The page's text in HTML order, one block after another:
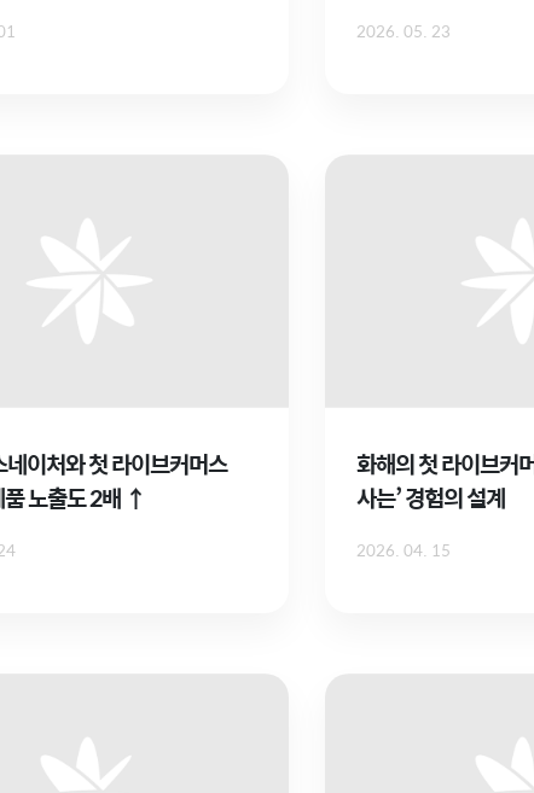
2026. 05. 23
이처와 첫 라이브커머스
노출도 2배 ↑
화해의 첫 라이브커
사는’ 경험의 설계
2026. 04. 15